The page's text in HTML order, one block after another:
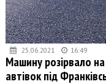
25.06.2021 16:49
Машину розірвало
автівок під